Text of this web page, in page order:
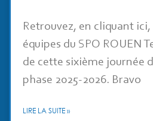
Retrouvez, en cliquant
équipes du SPO ROUEN
de cette sixième journée
phase 2025-2026. Bravo
LIRE LA SUITE »